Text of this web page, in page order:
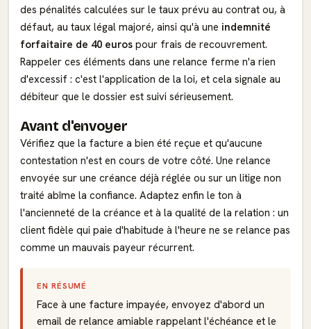
des pénalités calculées sur le taux prévu au contrat ou, à
défaut, au taux légal majoré, ainsi qu'à une indemnité
forfaitaire de 40 euros pour frais de recouvrement.
Rappeler ces éléments dans une relance ferme n'a rien
d'excessif : c'est l'application de la loi, et cela signale au
débiteur que le dossier est suivi sérieusement.
Avant d'envoyer
Vérifiez que la facture a bien été reçue et qu'aucune
contestation n'est en cours de votre côté. Une relance
envoyée sur une créance déjà réglée ou sur un litige non
traité abîme la confiance. Adaptez enfin le ton à
l'ancienneté de la créance et à la qualité de la relation : un
client fidèle qui paie d'habitude à l'heure ne se relance pas
comme un mauvais payeur récurrent.
EN RÉSUMÉ
Face à une facture impayée, envoyez d'abord un
email de relance amiable rappelant l'échéance et le